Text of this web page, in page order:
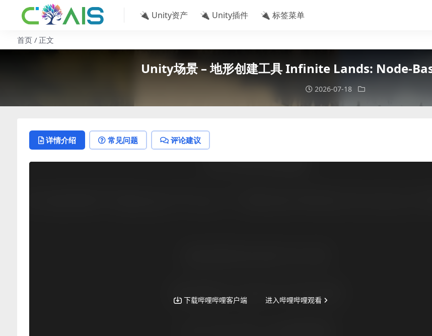
🔌 Unity资产 🔌 Unity插件 🔌 标签菜单
首页 正文
Unity场景 – 地形创建工具 Infinite Lands: Node-
2026-07-18
详情介绍 常见问题 评论建议